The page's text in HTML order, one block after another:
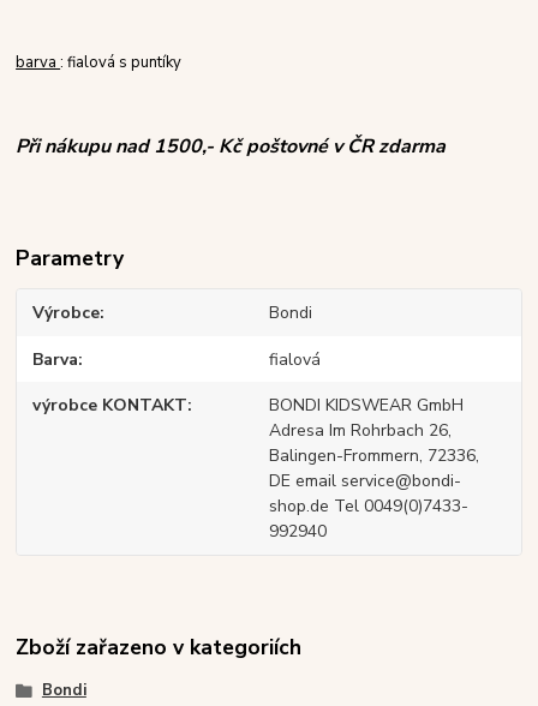
barva: fialová s puntíky
Při nákupu nad 1500,- Kč poštovné v ČR zdarma
Parametry
Výrobce Bondi
Barva fialová
výrobce KONTAKT
BONDI KIDSWEAR GmbH
Adresa Im Rohrbach 26,
Balingen-Frommern, 72336,
DE email service@bondi-
shop.de Tel 0049(0)7433-
992940
Zboží zařazeno v kategoriích
Bondi